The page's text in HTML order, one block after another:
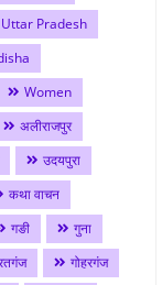
Pradesh
Women
अलीराजपुर
उदयपुरा
कथा वाचन
गङी
गुना
गोहरगंज